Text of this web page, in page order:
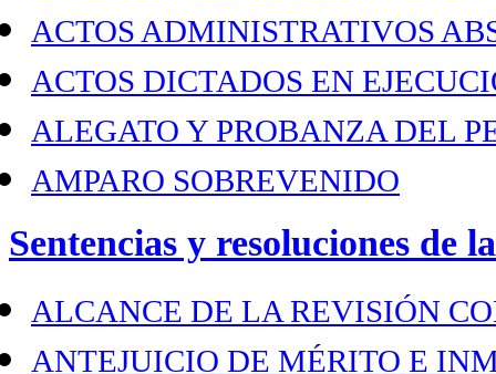
ACTOS ADMINISTRATIVOS
ACTOS DICTADOS EN
ALEGATO Y PROBANZA DEL
AMPARO SOBREVENIDO
Sentencias y resoluciones de
ALCANCE DE LA REVISIÓN
ANTEJUICIO DE MÉRITO E